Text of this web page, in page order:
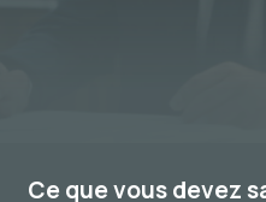
Ce que vous devez